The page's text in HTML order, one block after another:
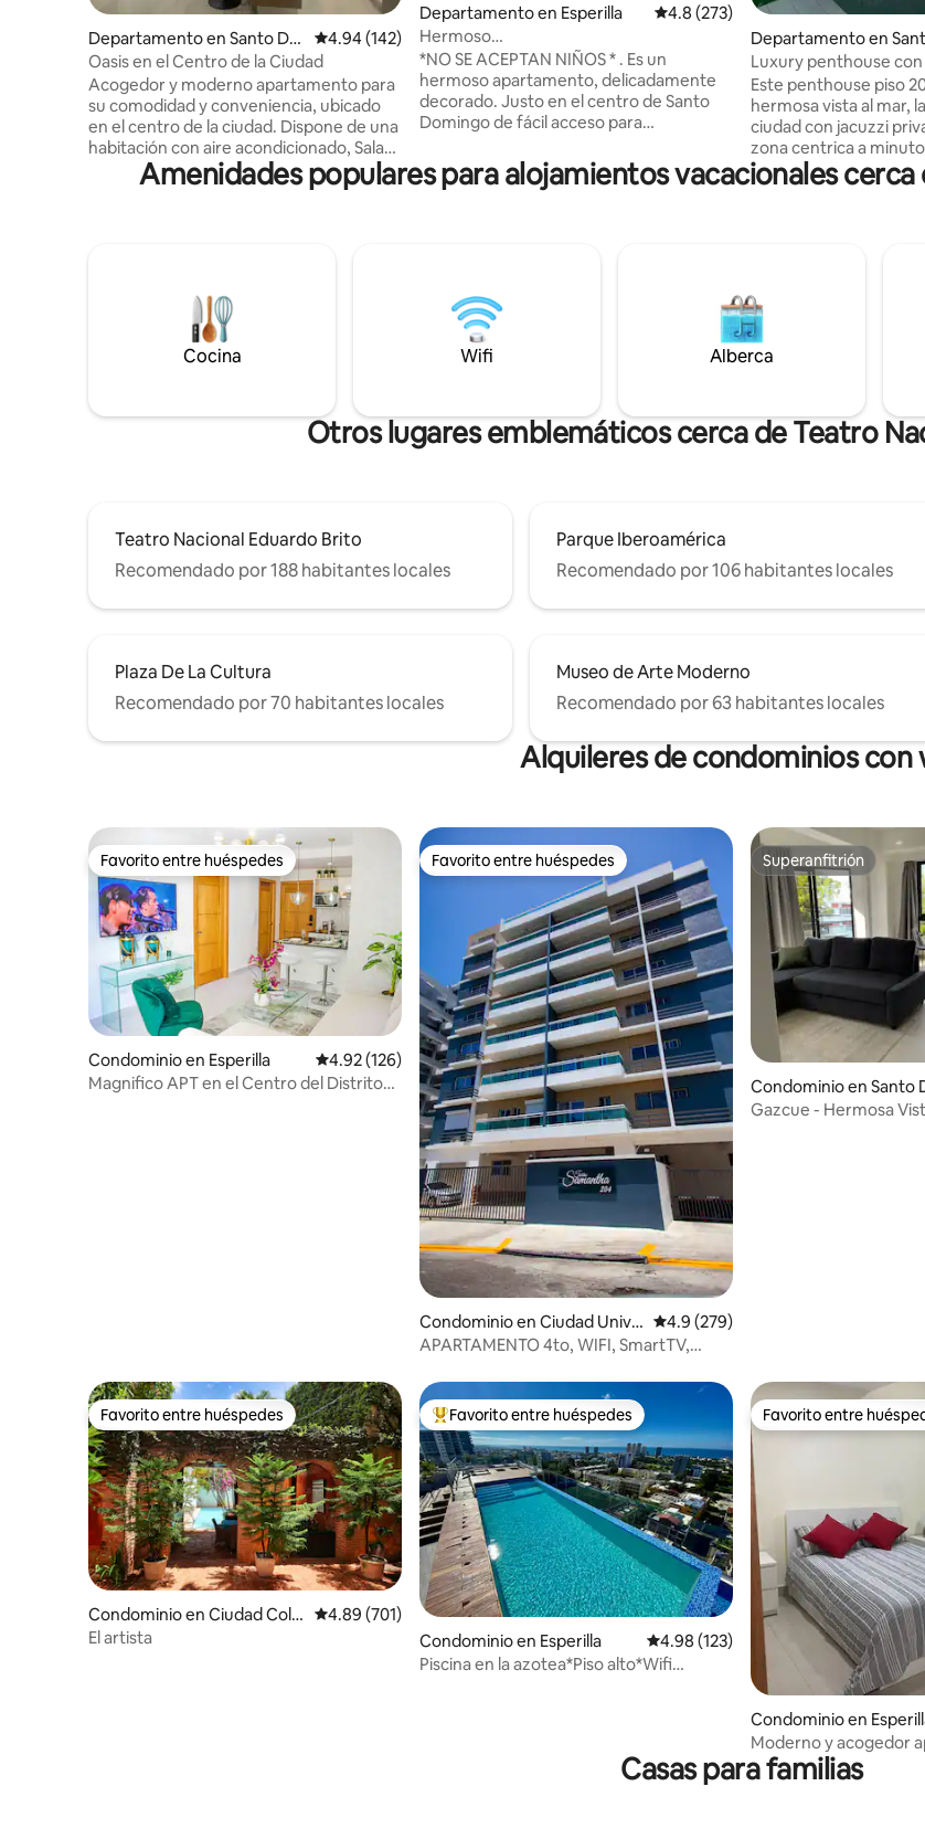
Departamento en Santo Do
mingo
Calificación promedio: 4.94 de 5; 142 evaluaciones
4.94 (142)
Oasis en el Centro de la Ciudad
Acogedor y moderno apartamento para
su comodidad y conveniencia, ubicado
en el centro de la ciudad. Dispone de una
habitación con aire acondicionado, Sala
con A/C, TV, sonido y Wifi, cocina
equipada, espectacular vista desde el
solo pasos de todo, con acceso fácil a la
principales vías, teatros, plazas y
Departamento en Esperilla Calificación promedio: 4.8 de 5;
4.8 (273)
Hermoso
apartamento/Terraza/WIFI/AC/parqueo
techad
*NO SE ACEPTAN NIÑOS * . Es un
hermoso apartamento, delicadamente
decorado. Justo en el centro de Santo
Domingo de fácil acceso para
acondicionado, agua caliente, terraza y
parqueo techado) Ideal para viajes de
las Américas (en horas pico, puede
aumentar de 20 a 50 min
Departamento en
mingo
Luxury penthouse
Gym, pool
Este penthouse piso
hermosa vista al mar,
ciudad con jacuzzi
zona centrica a
restaurantes de la
cualquier publico por
estadia sea comoda y
terraza privada es el
apartamento por que
la ciudad completa, el
montañas.
Amenidades populares para alojamientos vacacionales
Cocina Wifi Alberca
Otros lugares emblemáticos cerca de Teatro
Teatro Nacional Eduardo Brito
Recomendado por 188 habitantes locales
Parque Iberoamérica
Recomendado por 106 habitantes locales
Plaza De La Cultura
Recomendado por 70 habitantes locales
Museo de Arte Moderno
Recomendado por 63 habitantes locales
Alquileres de condominios con
Favorito entre huéspedes
Favorito entre huéspedes
Condominio en Esperilla Calificación promedio: 4.92 de 5; 126 evaluaciones
4.92 (126)
Magnifico APT en el Centro del Distrito
Favorito entre huéspedes
Favorito entre huéspedes
Condominio en Ciudad Unive
rsitaria
Calificación promedio: 4.9 de 5; 279
4.9 (279)
APARTAMENTO 4to, WIFI, SmartTV,
Superanfitrión
Superanfitrión
Condominio en Santo
go
Gazcue - Hermosa
Favorito entre huéspedes
Favorito entre huéspedes
Condominio en Ciudad Colo
nial
Calificación promedio: 4.89 de 5; 701 evaluaciones
4.89 (701)
El artista
De los mejores en Favorito entre huéspedes
Favorito entre huéspedes
Condominio en Esperilla Calificación promedio: 4.98 de 5;
4.98 (123)
Piscina en la azotea*Piso alto*Wifi
Favorito entre
Favorito entre
Condominio en
Moderno y acogedor
de la ciudad
Casas para familias